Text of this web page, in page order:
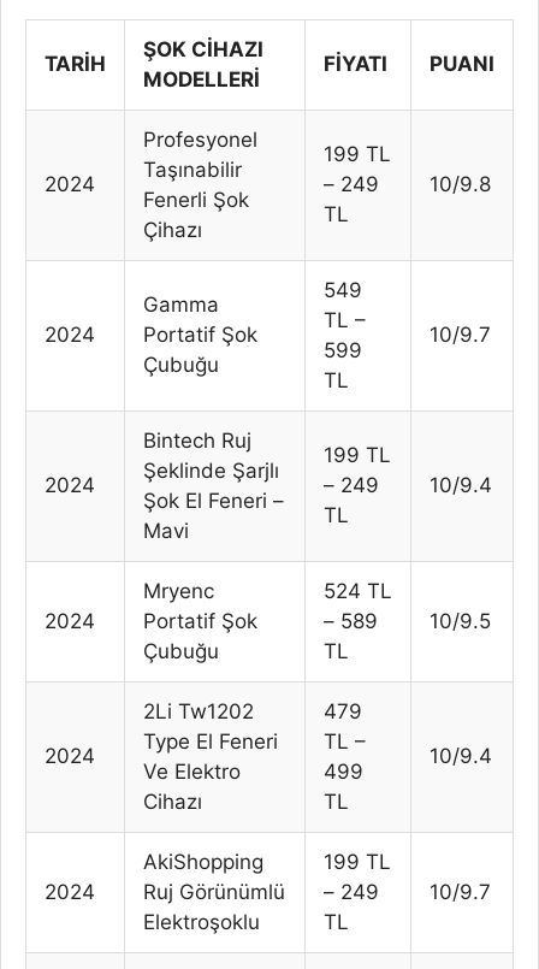
TARİH
ŞOK CİHAZI
MODELLERİ
FİYATI PUANI
2024
Profesyonel
Taşınabilir
Fenerli Şok
Çihazı
199 TL
– 249
TL
10/9.8
2024
Gamma
Portatif Şok
Çubuğu
549
TL –
599
TL
10/9.7
2024
Bintech Ruj
Şeklinde Şarjlı
Şok El Feneri –
Mavi
199 TL
– 249
TL
10/9.4
2024
Mryenc
Portatif Şok
Çubuğu
524 TL
– 589
TL
10/9.5
2024
2Li Tw1202
Type El Feneri
Ve Elektro
Cihazı
479
TL –
499
TL
10/9.4
2024
AkiShopping
Ruj Görünümlü
Elektroşoklu
199 TL
– 249
TL
10/9.7